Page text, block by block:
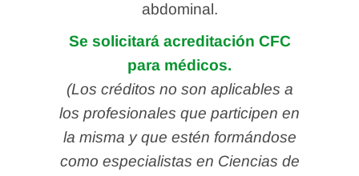
abdominal.
Se solicitará acreditación CFC
para médicos.
(Los créditos no son aplicables a
los profesionales que participen en
la misma y que estén formándose
como especialistas en Ciencias de